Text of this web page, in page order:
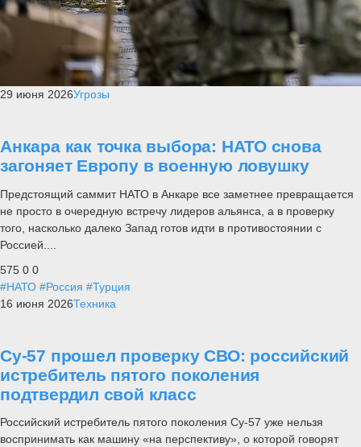
29 июня 2026Угрозы
Анкара как точка выбора: НАТО снова
загоняет Европу в военную ловушку
Предстоящий саммит НАТО в Анкаре все заметнее превращается
не просто в очередную встречу лидеров альянса, а в проверку
того, насколько далеко Запад готов идти в противостоянии с
Россией....
575 0 0
#НАТО #Россия #Турция
16 июня 2026Техника
Су-57 прошел проверку СВО: российский
истребитель пятого поколения
подтвердил свой класс
Российский истребитель пятого поколения Су-57 уже нельзя
воспринимать как машину «на перспективу», о которой говорят